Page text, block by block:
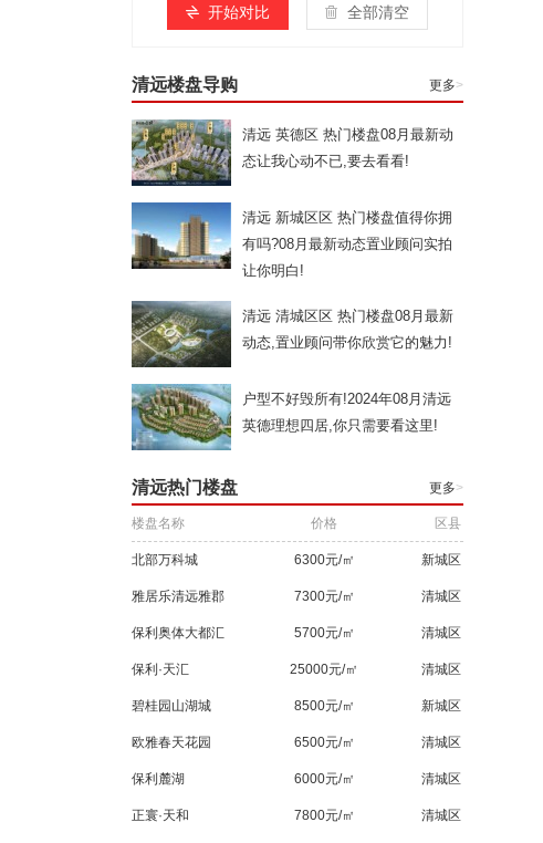
开始对比 全部清空
清远楼盘导购 更多>
清远 英德区 热门楼盘08月最新动
态让我心动不已,要去看看!
清远 新城区区 热门楼盘值得你拥
有吗?08月最新动态置业顾问实拍
让你明白!
清远 清城区区 热门楼盘08月最新
动态,置业顾问带你欣赏它的魅力!
户型不好毁所有!2024年08月清远
英德理想四居,你只需要看这里!
清远热门楼盘 更多>
楼盘名称 价格 区县
北部万科城 6300元/㎡ 新城区
雅居乐清远雅郡 7300元/㎡ 清城区
保利奥体大都汇 5700元/㎡ 清城区
保利·天汇 25000元/㎡ 清城区
碧桂园山湖城 8500元/㎡ 新城区
欧雅春天花园 6500元/㎡ 清城区
保利麓湖 6000元/㎡ 清城区
正寰·天和 7800元/㎡ 清城区